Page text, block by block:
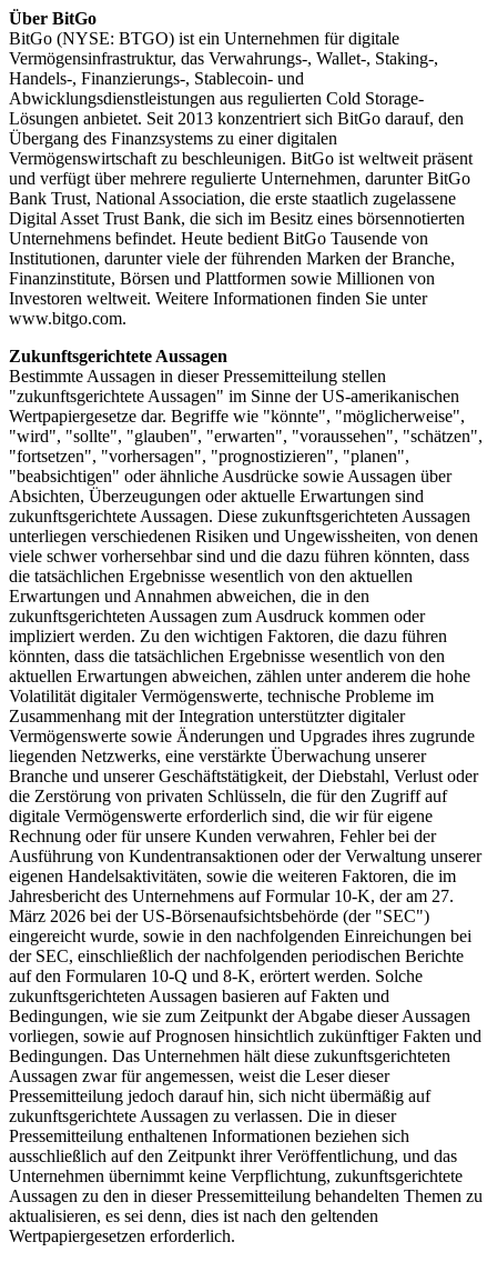
Über BitGo
BitGo (NYSE: BTGO) ist ein Unternehmen für digitale
Vermögensinfrastruktur, das Verwahrungs-, Wallet-, Staking-,
Handels-, Finanzierungs-, Stablecoin- und
Abwicklungsdienstleistungen aus regulierten Cold Storage-
Lösungen anbietet. Seit 2013 konzentriert sich BitGo darauf, den
Übergang des Finanzsystems zu einer digitalen
Vermögenswirtschaft zu beschleunigen. BitGo ist weltweit präsent
und verfügt über mehrere regulierte Unternehmen, darunter BitGo
Bank Trust, National Association, die erste staatlich zugelassene
Digital Asset Trust Bank, die sich im Besitz eines börsennotierten
Unternehmens befindet. Heute bedient BitGo Tausende von
Institutionen, darunter viele der führenden Marken der Branche,
Finanzinstitute, Börsen und Plattformen sowie Millionen von
Investoren weltweit. Weitere Informationen finden Sie unter
www.bitgo.com.
Zukunftsgerichtete Aussagen
Bestimmte Aussagen in dieser Pressemitteilung stellen
"zukunftsgerichtete Aussagen" im Sinne der US-amerikanischen
Wertpapiergesetze dar. Begriffe wie "könnte", "möglicherweise",
"wird", "sollte", "glauben", "erwarten", "voraussehen", "schätzen",
"fortsetzen", "vorhersagen", "prognostizieren", "planen",
"beabsichtigen" oder ähnliche Ausdrücke sowie Aussagen über
Absichten, Überzeugungen oder aktuelle Erwartungen sind
zukunftsgerichtete Aussagen. Diese zukunftsgerichteten Aussagen
unterliegen verschiedenen Risiken und Ungewissheiten, von denen
viele schwer vorhersehbar sind und die dazu führen könnten, dass
die tatsächlichen Ergebnisse wesentlich von den aktuellen
Erwartungen und Annahmen abweichen, die in den
zukunftsgerichteten Aussagen zum Ausdruck kommen oder
impliziert werden. Zu den wichtigen Faktoren, die dazu führen
könnten, dass die tatsächlichen Ergebnisse wesentlich von den
aktuellen Erwartungen abweichen, zählen unter anderem die hohe
Volatilität digitaler Vermögenswerte, technische Probleme im
Zusammenhang mit der Integration unterstützter digitaler
Vermögenswerte sowie Änderungen und Upgrades ihres zugrunde
liegenden Netzwerks, eine verstärkte Überwachung unserer
Branche und unserer Geschäftstätigkeit, der Diebstahl, Verlust oder
die Zerstörung von privaten Schlüsseln, die für den Zugriff auf
digitale Vermögenswerte erforderlich sind, die wir für eigene
Rechnung oder für unsere Kunden verwahren, Fehler bei der
Ausführung von Kundentransaktionen oder der Verwaltung unserer
eigenen Handelsaktivitäten, sowie die weiteren Faktoren, die im
Jahresbericht des Unternehmens auf Formular 10-K, der am 27.
März 2026 bei der US-Börsenaufsichtsbehörde (der "SEC")
eingereicht wurde, sowie in den nachfolgenden Einreichungen bei
der SEC, einschließlich der nachfolgenden periodischen Berichte
auf den Formularen 10-Q und 8-K, erörtert werden. Solche
zukunftsgerichteten Aussagen basieren auf Fakten und
Bedingungen, wie sie zum Zeitpunkt der Abgabe dieser Aussagen
vorliegen, sowie auf Prognosen hinsichtlich zukünftiger Fakten und
Bedingungen. Das Unternehmen hält diese zukunftsgerichteten
Aussagen zwar für angemessen, weist die Leser dieser
Pressemitteilung jedoch darauf hin, sich nicht übermäßig auf
zukunftsgerichtete Aussagen zu verlassen. Die in dieser
Pressemitteilung enthaltenen Informationen beziehen sich
ausschließlich auf den Zeitpunkt ihrer Veröffentlichung, und das
Unternehmen übernimmt keine Verpflichtung, zukunftsgerichtete
Aussagen zu den in dieser Pressemitteilung behandelten Themen zu
aktualisieren, es sei denn, dies ist nach den geltenden
Wertpapiergesetzen erforderlich.